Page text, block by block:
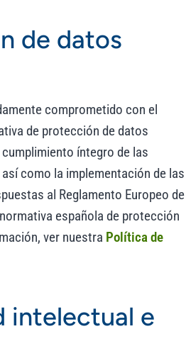
de datos
comprometido con el
de protección de datos
íntegro de las
como la implementación de las
al Reglamento Europeo de
española de protección
ver nuestra Política de
intelectual e